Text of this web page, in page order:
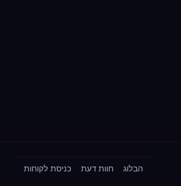
הבלוג חוות דעת כניסת לקוחות